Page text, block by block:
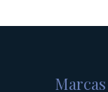
Marcas